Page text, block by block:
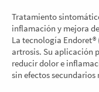
Tratamiento
inflamación y mejora
La tecnología Endoret®
artrosis. Su aplicación
reducir dolor e
sin efectos secundarios